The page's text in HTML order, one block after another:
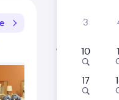
Открыта
Самый
009Н
3
10
17